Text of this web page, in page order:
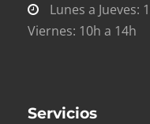
Lunes a Jueves:
Viernes: 10h a 14h
Servicios